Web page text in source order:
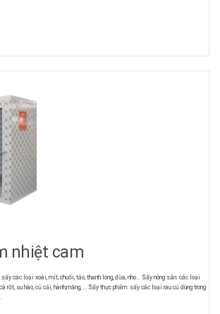
nhiệt cam
các loại xoài, mít, chuối, táo, thanh long, dừa, nho… Sấy nông sản: các loại
rốt, su hào, củ cải, hành,măng, … Sấy thực phẩm: sấy các loại rau củ dùng trong